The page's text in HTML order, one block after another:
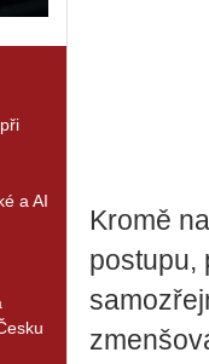
a AI
Kromě
postupu,